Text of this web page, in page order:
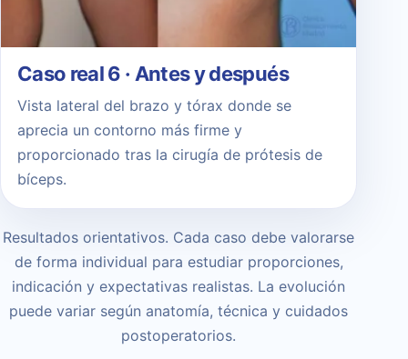
Caso real 6 · Antes y después
Vista lateral del brazo y tórax donde se
aprecia un contorno más firme y
proporcionado tras la cirugía de prótesis de
bíceps.
Resultados orientativos. Cada caso debe valorarse
de forma individual para estudiar proporciones,
indicación y expectativas realistas. La evolución
puede variar según anatomía, técnica y cuidados
postoperatorios.